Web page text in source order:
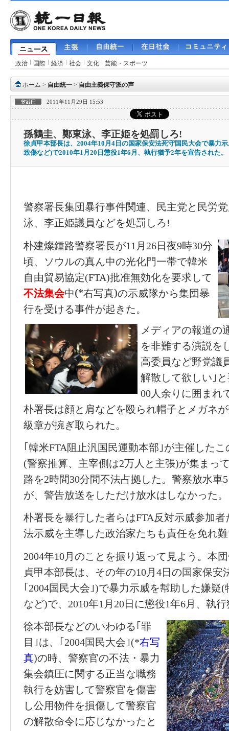
政治 国際 経済 社会 文化 芸能・スポーツ
ホーム > 自由統一 > 自由主義保守派の声
2011年11月29日 15:53
孫鶴圭、鄭東泳、李正姫を処罰しろ!
徐貞甲本部長は、2004年10月4日の国家保安法死守国民大会で暴力
致傷など)で2010年1月20日懲役1年6月、執行猶予2年を宣告された。
警察署長集団暴行事件関連、民主党と民労
泳、李正姫議員などを処罰しろ!
朴建燦鍾路警察署長が11月26日夜9時30分
頃、ソウルの真ん中の光化門一帯で韓米
自由貿易協定(FTA)批准無効化を要求して
不法集会中(*右写真)の示威隊から集団暴
行を受ける事件が起きた。
メディアの報道の
を非難する演説を
高委員など野党議
解散して欲しい｣
00人余りに囲まれ
朴署長は顔と肩などを殴られ帽子とメガネ
級章が捥ぎ取られた。
｢韓米FTA阻止汎国民運動本部｣が主催した
(警察推算、主宰側は2万人と主張)が集まっ
路を2時間30分間不法占拠した。警察放水車
が、警告放送をしただけ放水はしなかった。
朴署長を暴行した者らはFTA反対示威参加
法示威を主導した政治家たちも責任を免れ
2004年10月のことを振り返って見よう。本
貞甲本部長は、その年の10月4日の国家保安
｢2004国民大会｣)で暴力示威を幇助した嫌疑(
など)で、 2010年1月20日に懲役1年6月、執
徐本部長などのいわゆる｢罪
目｣は、｢2004国民大会｣(*右写
真)の時、警察官の不法・暴力
集会鎮圧に関する正当な職務
執行を妨害して警察官を傷害
し公用物件を損傷して警察官
の解散命令に応じなかったと